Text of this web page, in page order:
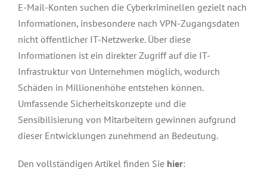
E-Mail-Konten suchen die Cyberkriminellen gezielt nach
Informationen, insbesondere nach VPN-Zugangsdaten
nicht öffentlicher IT-Netzwerke. Über diese
Informationen ist ein direkter Zugriff auf die IT-
Infrastruktur von Unternehmen möglich, wodurch
Schäden in Millionenhöhe entstehen können.
Umfassende Sicherheitskonzepte und die
Sensibilisierung von Mitarbeitern gewinnen aufgrund
dieser Entwicklungen zunehmend an Bedeutung.
Den vollständigen Artikel finden Sie hier: